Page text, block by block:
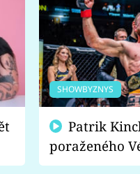
SHOWBYZNYS
poraženého
fanoušci